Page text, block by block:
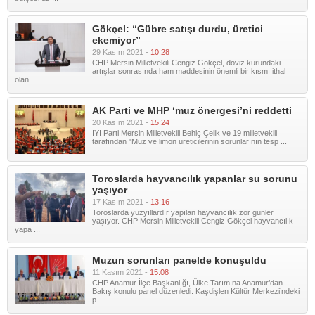
Gökçel: “Gübre satışı durdu, üretici
ekemiyor”
29 Kasım 2021 - 10:28
CHP Mersin Milletvekili Cengiz Gökçel, döviz kurundaki
artışlar sonrasında ham maddesinin önemli bir kısmı ithal
olan ...
AK Parti ve MHP ‘muz önergesi’ni reddetti
20 Kasım 2021 - 15:24
İYİ Parti Mersin Milletvekili Behiç Çelik ve 19 milletvekili
tarafından "Muz ve limon üreticilerinin sorunlarının tesp ...
Toroslarda hayvancılık yapanlar su sorunu
yaşıyor
17 Kasım 2021 - 13:16
Toroslarda yüzyıllardır yapılan hayvancılık zor günler
yaşıyor. CHP Mersin Milletvekili Cengiz Gökçel hayvancılık
yapa ...
Muzun sorunları panelde konuşuldu
11 Kasım 2021 - 15:08
CHP Anamur İlçe Başkanlığı, Ülke Tarımına Anamur’dan
Bakış konulu panel düzenledi. Kaşdişlen Kültür Merkezi’ndeki
p ...